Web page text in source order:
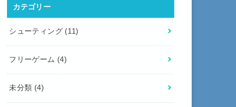
カテゴリー
シューティング (11)
フリーゲーム (4)
未分類 (4)